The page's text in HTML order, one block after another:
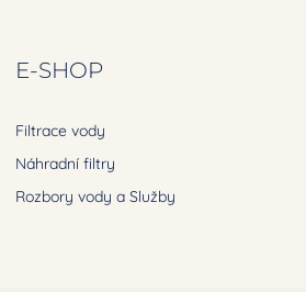
E-SHOP
Filtrace vody
Náhradní filtry
Rozbory vody a Služby